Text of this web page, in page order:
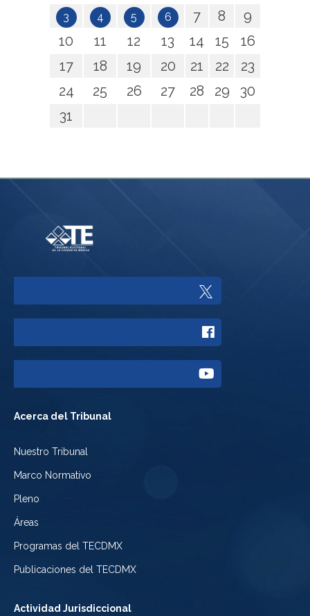
3 4 5 6 7 8
9
10
11 12 13 14 15
16
17
18 19 20 21 22
23
24
25 26 27 28 29
30
31
Twitter
Facebook
Acerca del Tribunal
Nuestro Tribunal
Marco Normativo
Pleno
Áreas
Programas del TECDMX
Publicaciones del TECDMX
Actividad Jurisdiccional